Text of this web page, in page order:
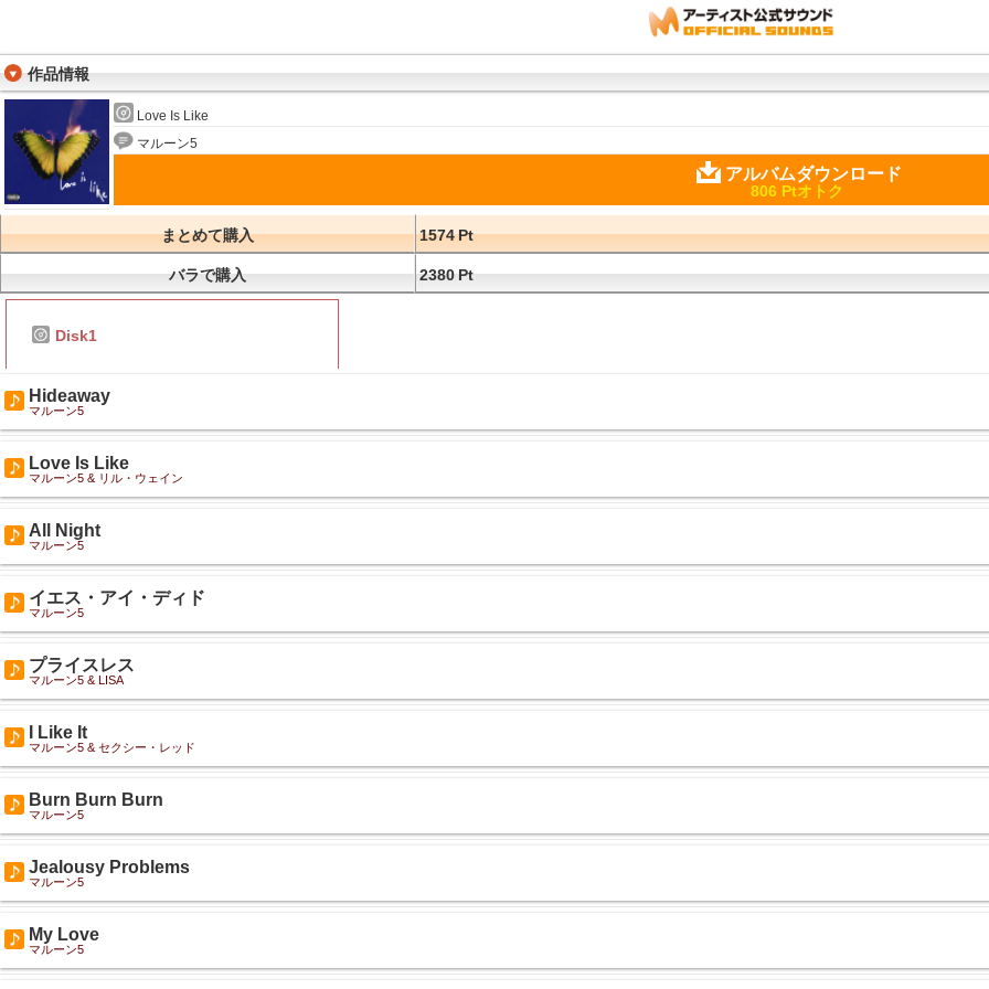
作品情報
Love Is Like
マルーン5
アルバムダウンロード
806 Ptオトク
まとめて購入 1574Pt
バラで購入 2380Pt
Disk1
Hideaway
マルーン5
Love Is Like
マルーン5 & リル・ウェイン
All Night
マルーン5
イエス・アイ・ディド
マルーン5
プライスレス
マルーン5 & LISA
I Like It
マルーン5 & セクシー・レッド
Burn Burn Burn
マルーン5
Jealousy Problems
マルーン5
My Love
マルーン5